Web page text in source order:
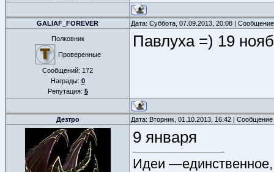
GALIAF_FOREVER Дата: Суббота, 07.09.2013, 20:08 |
Полковник
Проверенные
Сообщений: 172
Награды: 0
Репутация: 5
Павлуха =) 19
Дезтро Дата: Вторник, 01.10.2013, 16:42 |
9 января
Идеи —единственное,